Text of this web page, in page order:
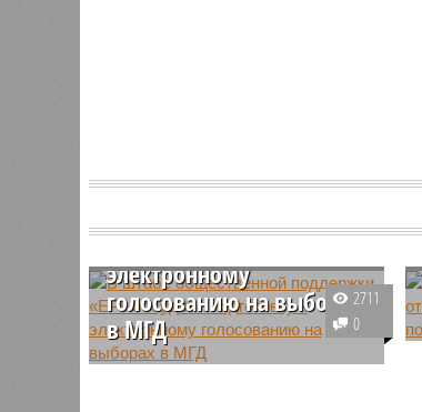
В штабе общественной
обсудили подготовку к
электронному
голосованию на выборах
в МГД
В общественном штабе «ЕР»
2711
0